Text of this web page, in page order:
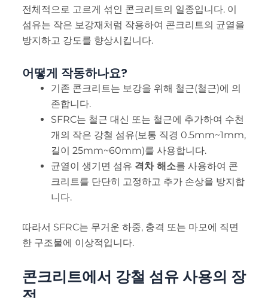
전체적으로 고르게 섞인 콘크리트의 일종입니다. 이
섬유는 작은 보강재처럼 작용하여 콘크리트의 균열을
방지하고 강도를 향상시킵니다.
어떻게 작동하나요?
기존 콘크리트는 보강을 위해 철근(철근)에 의
존합니다.
SFRC는 철근 대신 또는 철근에 추가하여 수천
개의 작은 강철 섬유(보통 직경 0.5mm~1mm,
길이 25mm~60mm)를 사용합니다.
균열이 생기면 섬유 격차 해소를 사용하여 콘
크리트를 단단히 고정하고 추가 손상을 방지합
니다.
따라서 SFRC는 무거운 하중, 충격 또는 마모에 직면
한 구조물에 이상적입니다.
콘크리트에서 강철 섬유 사용의 장